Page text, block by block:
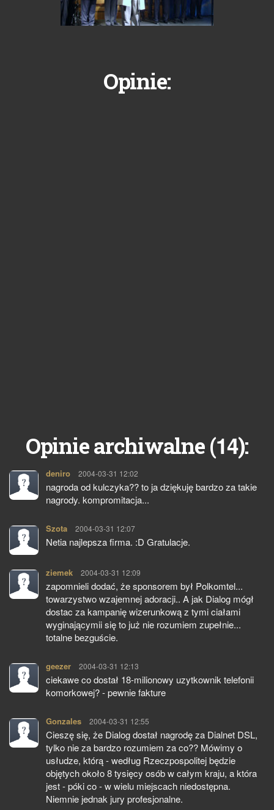
Opinie:
Opinie archiwalne (14):
deniro pisze:
2004-03-31 12:02
nagroda od kulczyka?? to ja dziękuję bardzo za takie
nagrody. kompromitacja...
Szota pisze:
2004-03-31 12:07
Netia najlepsza firma. :D Gratulacje.
ziemek pisze:
2004-03-31 12:09
zapomnieli dodać, że sponsorem był Polkomtel...
towarzystwo wzajemnej adoracji.. A jak Dialog mógł
dostac za kampanię wizerunkową z tymi ciałami
wyginającymii się to już nie rozumiem zupełnie...
totalne bezguście.
geezer pisze:
2004-03-31 12:13
ciekawe co dostał 18-milionowy uzytkownik telefonii
komorkowej? - pewnie fakture
Gonzales pisze:
2004-03-31 12:55
Cieszę się, że Dialog dostał nagrodę za Dialnet DSL,
tylko nie za bardzo rozumiem za co?? Mówimy o
usłudze, którą - według Rzeczpospolitej będzie
objętych około 8 tysięcy osób w całym kraju, a która
jest - póki co - w wielu miejscach niedostępna.
Niemnie jednak jury profesjonalne.